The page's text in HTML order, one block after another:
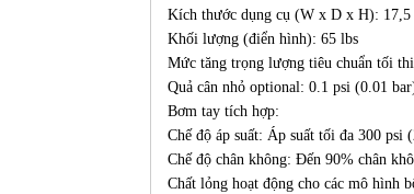
Kích thước dụng cụ (W x D x H):
Khối lượng (điển hình): 65 lbs
Mức tăng trọng lượng tiêu chuẩn tối
Quả cân nhỏ optional: 0.1 psi (0.01
Bơm tay tích hợp:
Chế độ áp suất: Áp suất tối đa 300 psi
Chế độ chân không: Đến 90% chân
Chất lỏng hoạt động cho các mô hình